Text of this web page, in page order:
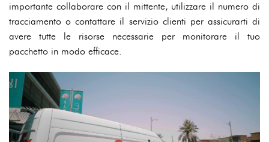
importante collaborare con il mittente, utilizzare il numero di
tracciamento o contattare il servizio clienti per assicurarti di
avere tutte le risorse necessarie per monitorare il tuo
pacchetto in modo efficace.